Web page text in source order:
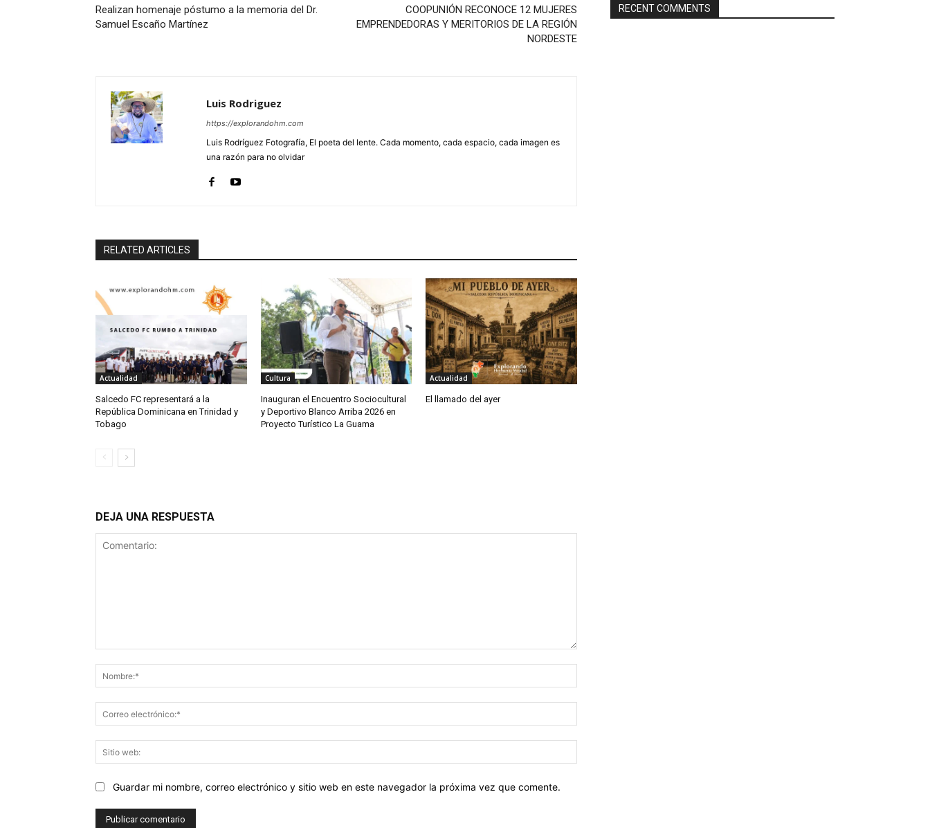
Realizan homenaje póstumo a la memoria del Dr.
Samuel Escaño Martínez
COOPUNIÓN RECONOCE 12 MUJERES
EMPRENDEDORAS Y MERITORIOS DE LA REGIÓN
NORDESTE
Luis Rodriguez
https://explorandohm.com
Luis Rodríguez Fotografía, El poeta del lente. Cada momento, cada espacio, cada imagen es
una razón para no olvidar
RELATED ARTICLES
Actualidad
Salcedo FC representará a la
República Dominicana en Trinidad y
Tobago
Cultura
Inauguran el Encuentro Sociocultural
y Deportivo Blanco Arriba 2026 en
Proyecto Turístico La Guama
Actualidad
El llamado del ayer
DEJA UNA RESPUESTA
electrónico:*
web:
Guardar mi nombre, correo electrónico y sitio web en este navegador la próxima vez que comente.
RECENT COMMENTS